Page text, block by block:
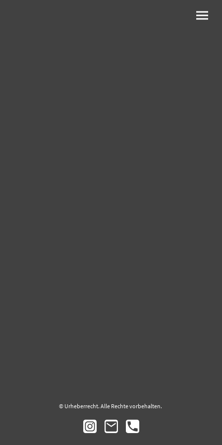
© Urheberrecht. Alle Rechte vorbehalten.